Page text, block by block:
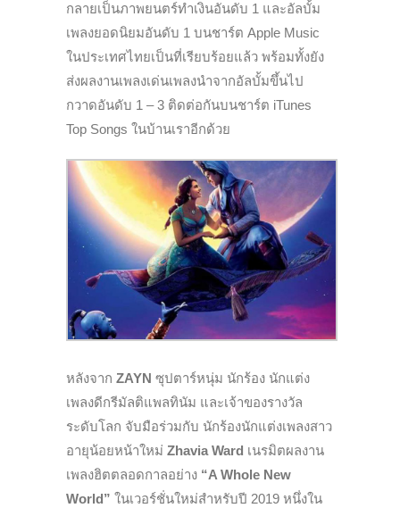
กลายเป็นภาพยนตร์ทำเงินอันดับ 1 และอัลบั้ม
เพลงยอดนิยมอันดับ 1 บนชาร์ต Apple Music
ในประเทศไทยเป็นที่เรียบร้อยแล้ว พร้อมทั้งยัง
ส่งผลงานเพลงเด่นเพลงนำจากอัลบั้มขึ้นไป
กวาดอันดับ 1 – 3 ติดต่อกันบนชาร์ต iTunes
Top Songs ในบ้านเราอีกด้วย
หลังจาก ZAYN ซุปตาร์หนุ่ม นักร้อง นักแต่ง
เพลงดีกรีมัลติแพลทินัม และเจ้าของรางวัล
ระดับโลก จับมือร่วมกับ นักร้องนักแต่งเพลงสาว
อายุน้อยหน้าใหม่ Zhavia Ward เนรมิตผลงาน
เพลงฮิตตลอดกาลอย่าง “A Whole New
World” ในเวอร์ชั่นใหม่สำหรับปี 2019 หนึ่งใน